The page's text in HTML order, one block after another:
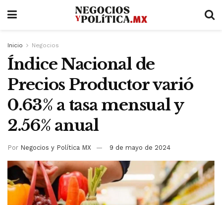
Inicio Negocios
Índice Nacional de
Precios Productor varió
0.63% a tasa mensual y
2.56% anual
Por Negocios y Política MX 9 de mayo de 2024